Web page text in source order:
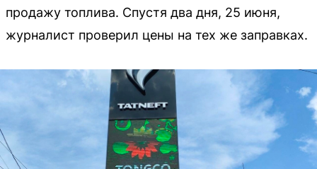
продажу топлива. Спустя два дня, 25 июня,
журналист проверил цены на тех же заправках.